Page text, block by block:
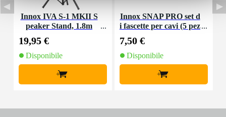
Innox IVA S-1 MKII S
peaker Stand, 1.8m
19,95 €
Disponibile
+
Innox SNAP PRO set d
i fascette per cavi (5 pez
7,50 €
Disponibile
+